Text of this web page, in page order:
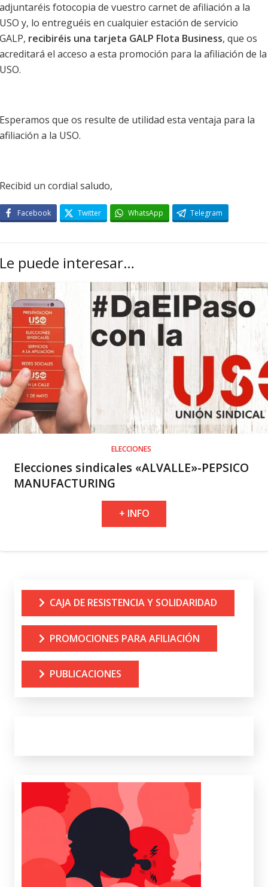
adjuntaréis fotocopia de vuestro carnet de afiliación a la
USO y, lo entreguéis en cualquier estación de servicio
GALP, recibiréis una tarjeta GALP Flota Business, que os
acreditará el acceso a esta promoción para la afiliación de la
USO.
Esperamos que os resulte de utilidad esta ventaja para la
afiliación a la USO.
Recibid un cordial saludo,
Facebook Twitter WhatsApp Telegram
Le puede interesar…
ELECCIONES
Elecciones sindicales «ALVALLE»-PEPSICO
MANUFACTURING
+ INFO
CAJA DE RESISTENCIA Y SOLIDARIDAD
PROMOCIONES PARA AFILIACIÓN
PUBLICACIONES